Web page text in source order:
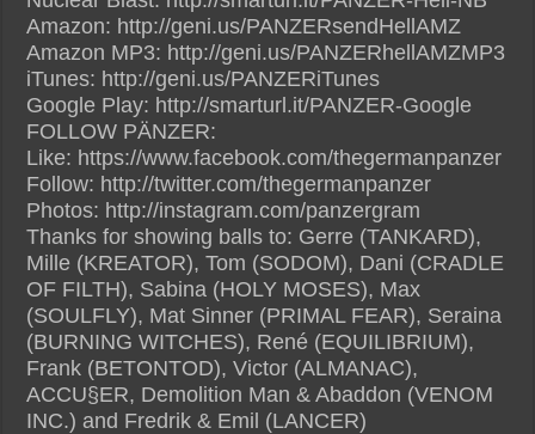
Amazon: http://geni.us/PANZERsendHellAMZ
Amazon MP3: http://geni.us/PANZERhellAMZMP3
iTunes: http://geni.us/PANZERiTunes
Google Play: http://smarturl.it/PANZER-Google
FOLLOW PÄNZER:
Like: https://www.facebook.com/thegermanpanzer
Follow: http://twitter.com/thegermanpanzer
Photos: http://instagram.com/panzergram
Thanks for showing balls to: Gerre (TANKARD),
Mille (KREATOR), Tom (SODOM), Dani (CRADLE
OF FILTH), Sabina (HOLY MOSES), Max
(SOULFLY), Mat Sinner (PRIMAL FEAR), Seraina
(BURNING WITCHES), René (EQUILIBRIUM),
Frank (BETONTOD), Victor (ALMANAC),
ACCU§ER, Demolition Man & Abaddon (VENOM
INC.) and Fredrik & Emil (LANCER)